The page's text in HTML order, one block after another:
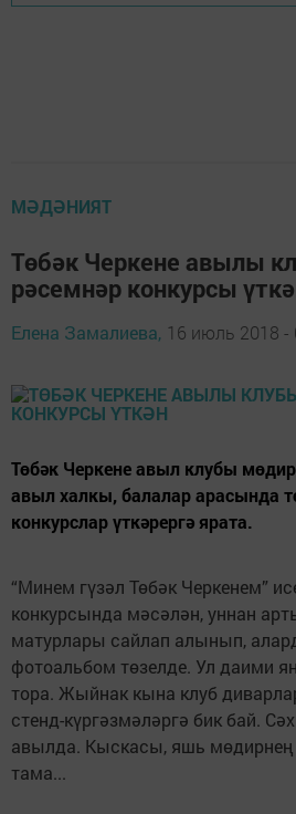
МӘДӘНИЯТ
Төбәк Черкене авылы
рәсемнәр конкурсы
Елена Замалиева, 16 июль 2018 -
Төбәк Черкене авыл клубы
авыл халкы, балалар арасында
конкурслар үткәрергә ярата.
“Минем гүзәл Төбәк Черкенем”
конкурсында мәсәлән, уннан
матурлары сайлап алынып,
фотоальбом төзелде. Ул даими
тора. Жыйнак кына клуб
стенд-күргәзмәләргә бик бай.
авылда. Кыскасы, яшь мөдирнең
тама...